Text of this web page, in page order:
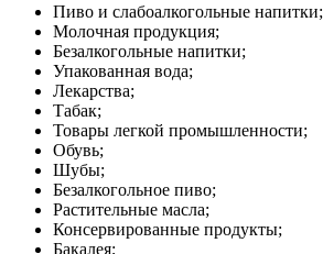
Пиво и слабоалкогольные напитки;
Молочная продукция;
Безалкогольные напитки;
Упакованная вода;
Лекарства;
Табак;
Товары легкой промышленности;
Обувь;
Шубы;
Безалкогольное пиво;
Растительные масла;
Консервированные продукты;
Бакалея;